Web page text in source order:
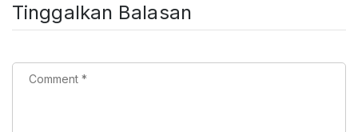
Tinggalkan Balasan